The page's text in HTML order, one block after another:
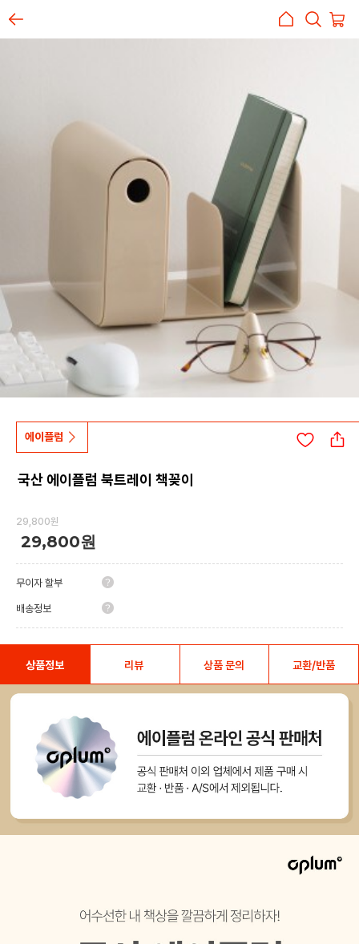
에이플럼
국산 에이플럼 북트레이 책꽂이
29,800원
29,800원
무이자 할부
배송정보
상품정보 리뷰 상품 문의 교환/반품